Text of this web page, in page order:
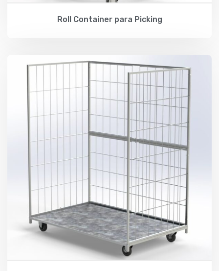
Roll Container para Picking